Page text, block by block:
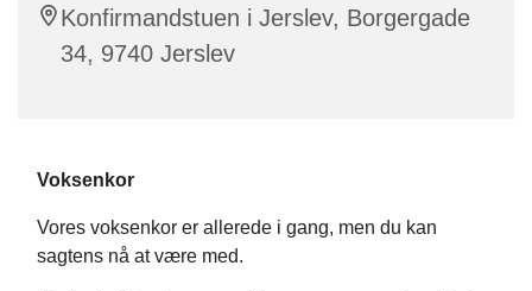
Konfirmandstuen i Jerslev, Borgergade
34, 9740 Jerslev
Voksenkor
Vores voksenkor er allerede i gang, men du kan
sagtens nå at være med.